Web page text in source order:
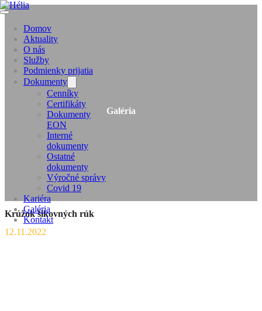
Domov
Aktuality
O nás
Služby
Podmienky prijatia
Dokumenty
Cenníky
Certifikáty
Dokumenty
EON
Interné
dokumenty
Ostatné
dokumenty
Výročné správy
Covid 19
Kariéra
Galéria
Kontakt
Galéria
Krúžok šikovných rúk
12.11.2022